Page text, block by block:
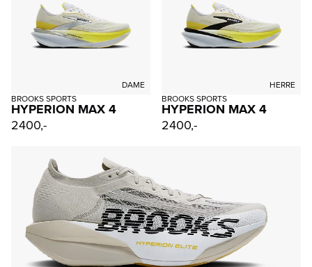
DAME
BROOKS SPORTS
HYPERION MAX 4
2400,-
HERRE
BROOKS SPORTS
HYPERION MAX 4
2400,-